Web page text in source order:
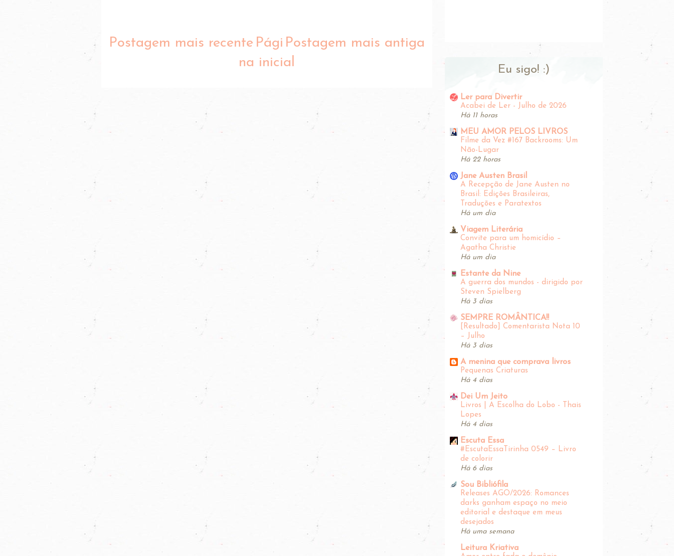
Postagem mais recente Postagem mais antiga
Pági
na inicial
Eu sigo! :)
Ler para Divertir
Acabei de Ler - Julho de 2026
Há 11 horas
MEU AMOR PELOS LIVROS
Filme da Vez #167 Backrooms: Um
Não-Lugar
Há 22 horas
Jane Austen Brasil
A Recepção de Jane Austen no
Brasil: Edições Brasileiras,
Traduções e Paratextos
Há um dia
Viagem Literária
Convite para um homicídio –
Agatha Christie
Há um dia
Estante da Nine
A guerra dos mundos - dirigido por
Steven Spielberg
Há 3 dias
SEMPRE ROMÂNTICA!!
[Resultado] Comentarista Nota 10
– Julho
Há 3 dias
A menina que comprava livros
Pequenas Criaturas
Há 4 dias
Dei Um Jeito
Livros | A Escolha do Lobo - Thais
Lopes
Há 4 dias
Escuta Essa
#EscutaEssaTirinha‬ 0549 – Livro
de colorir
Há 6 dias
Sou Bibliófila
Releases AGO/2026: Romances
darks ganham espaço no meio
editorial e destaque em meus
desejados
Há uma semana
Leitura Kriativa